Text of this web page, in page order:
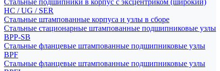
Стальные подшипники в корпус с эксцентриком (широкий)
HC / UG / SER
Стальные штампованные корпуса и узлы в сборе
Стальные стационарные штампованные подшипниковые узлы
BPP-SB
Стальные фланцевые штампованные подшипниковые узлы
BPF
Стальные фланцевые штампованные подшипниковые узлы